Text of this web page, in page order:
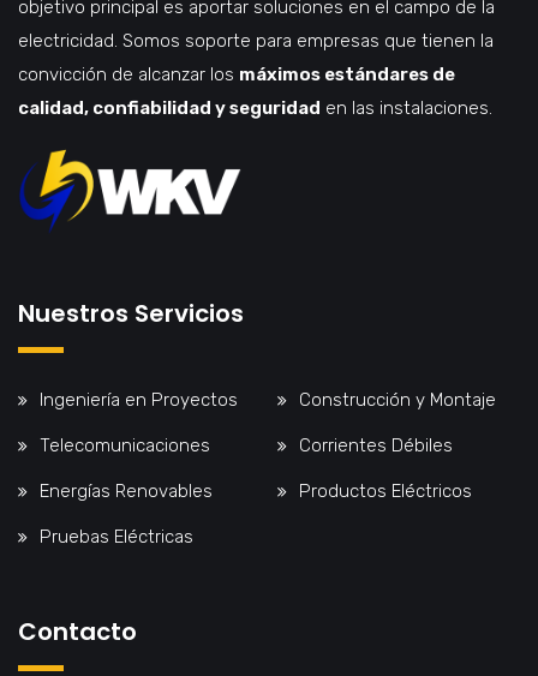
objetivo principal es aportar soluciones en el campo de la
electricidad. Somos soporte para empresas que tienen la
convicción de alcanzar los máximos estándares de
calidad, confiabilidad y seguridad en las instalaciones.
Nuestros Servicios
Ingeniería en Proyectos Construcción y Montaje
Telecomunicaciones Corrientes Débiles
Energías Renovables Productos Eléctricos
Pruebas Eléctricas
Contacto